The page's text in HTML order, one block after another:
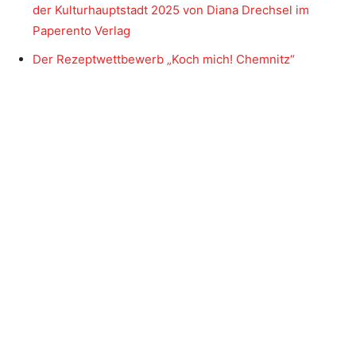
der Kulturhauptstadt 2025 von Diana Drechsel im
Paperento Verlag
Der Rezeptwettbewerb „Koch mich! Chemnitz“